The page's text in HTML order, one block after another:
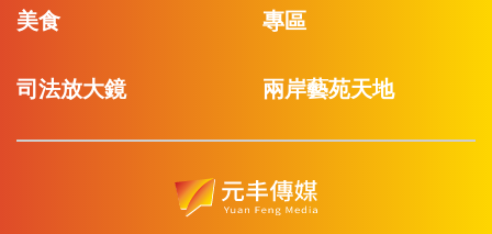
美食 專區
司法放大鏡 兩岸藝苑天地